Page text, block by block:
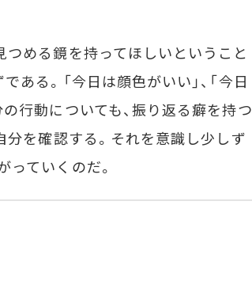
める鏡を持ってほしいということ
る。「今日は顔色がいい」、「今日
行動についても、振り返る癖を持つ
分を確認する。それを意識し少しず
ていくのだ。